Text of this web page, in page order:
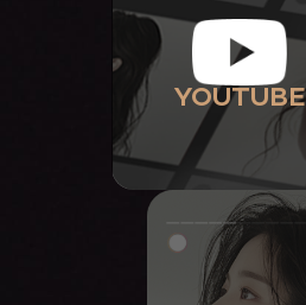
YOUTUBE